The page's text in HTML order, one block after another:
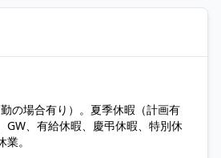
の場合有り）。夏季休暇（計画有
GW、有給休暇、慶弔休暇、特別休
。